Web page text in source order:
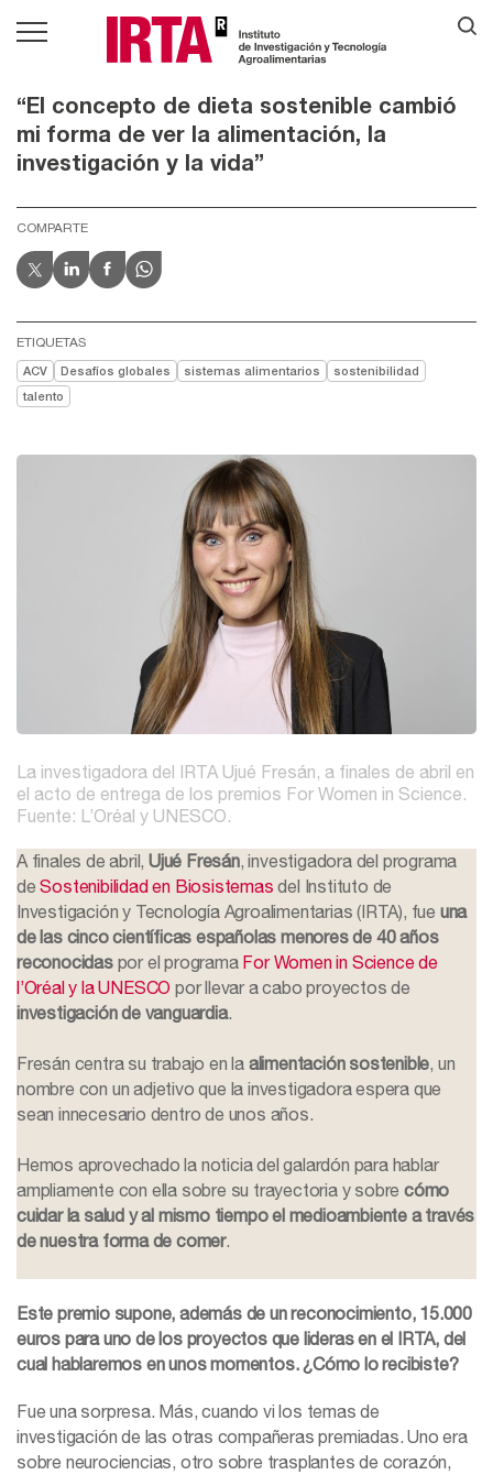
“El concepto de dieta sostenible cambió
mi forma de ver la alimentación, la
investigación y la vida”
COMPARTE
ETIQUETAS
ACV Desafíos globales sistemas alimentarios sostenibilidad
talento
La investigadora del IRTA Ujué Fresán, a finales de abril en
el acto de entrega de los premios For Women in Science.
Fuente: L’Oréal y UNESCO.
A finales de abril, Ujué Fresán, investigadora del programa
deSostenibilidad en Biosistemas del Instituto de
Investigación y Tecnología Agroalimentarias (IRTA), fue una
de las cinco científicas españolas menores de 40 años
reconocidaspor el programa For Women in Science de
l’Oréal y la UNESCO por llevar a cabo proyectos de
investigación de vanguardia.
Fresán centra su trabajo en la alimentación sostenible, un
nombre con un adjetivo que la investigadora espera que
sean innecesario dentro de unos años.
Hemos aprovechado la noticia del galardón para hablar
ampliamente con ella sobre su trayectoria y sobre cómo
cuidar la salud y al mismo tiempo el medioambiente a través
de nuestra forma de comer.
Este premio supone, además de un reconocimiento, 15.000
euros para uno de los proyectos que lideras en el IRTA, del
cual hablaremos en unos momentos. ¿Cómo lo recibiste?
Fue una sorpresa. Más, cuando vi los temas de
investigación de las otras compañeras premiadas. Uno era
sobre neurociencias, otro sobre trasplantes de corazón,